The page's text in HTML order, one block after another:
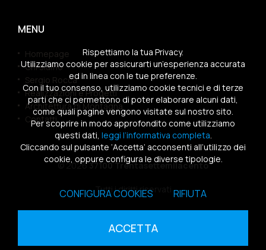
MENU
Homepage
Chi siamo
Sergio Rocca
Realizzazioni e Progetti
Architettura di Montagna
Contatti
© 202637100 Trentasettemilacento
Tutti i diritti riservati
Sitemap|Privacy Policy|Cookies Policy
Rispettiamo la tua Privacy.
Utilizziamo cookie per assicurarti un’esperienza accurata
ed in linea con le tue preferenze.
Con il tuo consenso, utilizziamo cookie tecnici e di terze
parti che ci permettono di poter elaborare alcuni dati,
come quali pagine vengono visitate sul nostro sito.
Per scoprire in modo approfondito come utilizziamo
questi dati, leggi l’informativa completa.
Cliccando sul pulsante ‘Accetta’ acconsenti all’utilizzo dei
cookie, oppure configura le diverse tipologie.
CONFIGURA COOKIES RIFIUTA
ACCETTA